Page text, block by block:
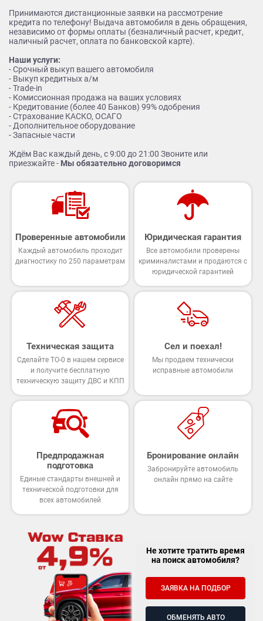
Принимаются дистанционные заявки на рассмотрение
кредита по телефону! Выдача автомобиля в день обращения,
независимо от формы оплаты (безналичный расчет, кредит,
наличный расчет, оплата по банковской карте).
Наши услуги:
- Срочный выкуп вашего автомобиля
- Выкуп кредитных а/м
- Trade-in
- Комиссионная продажа на ваших условиях
- Кредитование (более 40 Банков) 99% одобрения
- Страхование КАСКО, ОСАГО
- Дополнительное оборудование
- Запасные части
Ждём Вас каждый день, с 9:00 до 21:00 Звоните или
приезжайте - Мы обязательно договоримся
Проверенные автомобили
Каждый автомобиль проходит
диагностику по 250 параметрам
Юридическая гарантия
Все автомобили проверены
криминалистами и продаются с
юридической гарантией
Техническая защита
Сделайте ТО-0 в нашем сервисе
и получите бесплатную
техническую защиту ДВС и КПП
Сел и поехал!
Мы продаем технически
исправные автомобили
Предпродажная
подготовка
Единые стандарты внешней и
технической подготовки для
всех автомобилей
Бронирование онлайн
Забронируйте автомобиль
онлайн прямо на сайте
Не хотите тратить время
на поиск автомобиля?
ЗАЯВКА НА ПОДБОР
ОБМЕНЯТЬ АВТО